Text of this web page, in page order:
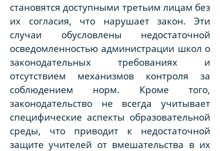
становятся доступными третьим лицам без
их согласия, что нарушает закон. Эти
случаи обусловлены недостаточной
осведомленностью администрации школ о
законодательных требованиях и
отсутствием механизмов контроля за
соблюдением норм. Кроме того,
законодательство не всегда учитывает
специфические аспекты образовательной
среды, что приводит к недостаточной
защите учителей от вмешательства в их